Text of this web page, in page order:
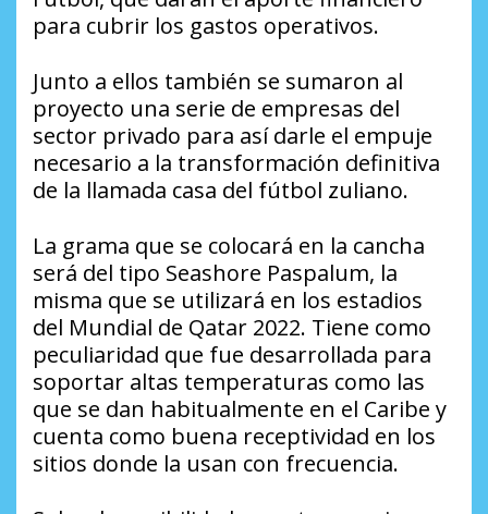
para cubrir los gastos operativos.
Junto a ellos también se sumaron al
proyecto una serie de empresas del
sector privado para así darle el empuje
necesario a la transformación definitiva
de la llamada casa del fútbol zuliano.
La grama que se colocará en la cancha
será del tipo Seashore Paspalum, la
misma que se utilizará en los estadios
del Mundial de Qatar 2022. Tiene como
peculiaridad que fue desarrollada para
soportar altas temperaturas como las
que se dan habitualmente en el Caribe y
cuenta como buena receptividad en los
sitios donde la usan con frecuencia.